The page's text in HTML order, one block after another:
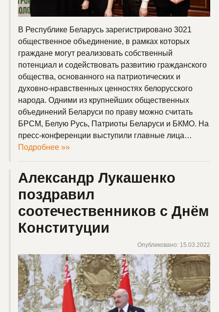
В Республике Беларусь зарегистрировано 3021
общественное объединение, в рамках которых
граждане могут реализовать собственный
потенциал и содействовать развитию гражданского
общества, основанного на патриотических и
духовно-нравственных ценностях белорусского
народа. Одними из крупнейших общественных
объединений Беларуси по праву можно считать
БРСМ, Белую Русь, Патриоты Беларуси и БКМО. На
пресс-конференции выступили главные лица…
Подробнее »»
Александр Лукашенко
поздравил
соотечественников с Днём
Конституции
Опубликовано: 15.03.2022